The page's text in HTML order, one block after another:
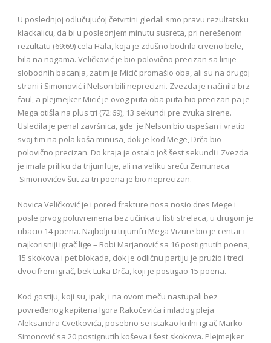
U poslednjoj odlučujućoj četvrtini gledali smo pravu rezultatsku
klackalicu, da bi u poslednjem minutu susreta, pri nerešenom
rezultatu (69:69) cela Hala, koja je zdušno bodrila crveno bele,
bila na nogama. Veličković je bio polovično precizan sa linije
slobodnih bacanja, zatim je Micić promašio oba, ali su na drugoj
strani i Simonović i Nelson bili neprecizni. Zvezda je načinila brz
faul, a plejmejker Micić je ovog puta oba puta bio precizan pa je
Mega otišla na plus tri (72:69), 13 sekundi pre zvuka sirene.
Usledila je penal završnica, gde je Nelson bio uspešan i vratio
svoj tim na pola koša minusa, dok je kod Mege, Drča bio
polovično precizan. Do kraja je ostalo još šest sekundi i Zvezda
je imala priliku da trijumfuje, ali na veliku sreću Zemunaca
Simonovićev šut za tri poena je bio neprecizan.
Novica Veličković je i pored frakture nosa nosio dres Mege i
posle prvog poluvremena bez učinka u listi strelaca, u drugom je
ubacio 14 poena. Najbolji u trijumfu Mega Vizure bio je centar i
najkorisniji igrač lige – Bobi Marjanović sa 16 postignutih poena,
15 skokova i pet blokada, dok je odličnu partiju je pružio i treći
dvocifreni igrač, bek Luka Drča, koji je postigao 15 poena.
Kod gostiju, koji su, ipak, i na ovom meču nastupali bez
povređenog kapitena Igora Rakočevića i mladog pleja
Aleksandra Cvetkovića, posebno se istakao krilni igrač Marko
Simonović sa 20 postignutih koševa i šest skokova. Plejmejker